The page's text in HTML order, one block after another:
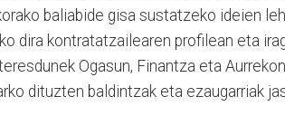
baliabide gisa sustatzeko ideien
dira kontratatzailearen profilean eta
Ogasun, Finantza eta
dituzten baldintzak eta ezaugarriak